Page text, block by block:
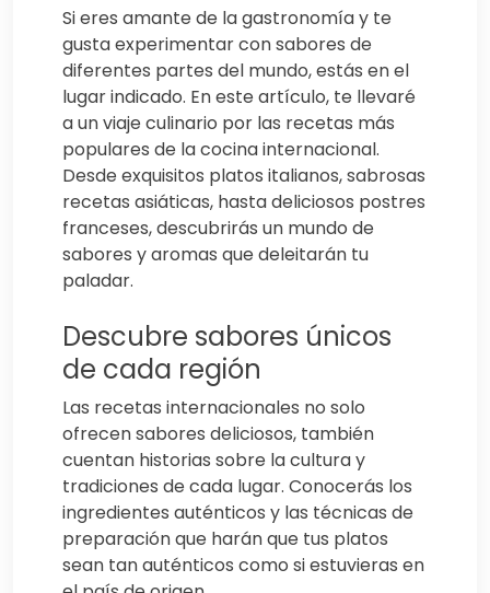
Si eres amante de la gastronomía y te
gusta experimentar con sabores de
diferentes partes del mundo, estás en el
lugar indicado. En este artículo, te llevaré
a un viaje culinario por las recetas más
populares de la cocina internacional.
Desde exquisitos platos italianos, sabrosas
recetas asiáticas, hasta deliciosos postres
franceses, descubrirás un mundo de
sabores y aromas que deleitarán tu
paladar.
Descubre sabores únicos
de cada región
Las recetas internacionales no solo
ofrecen sabores deliciosos, también
cuentan historias sobre la cultura y
tradiciones de cada lugar. Conocerás los
ingredientes auténticos y las técnicas de
preparación que harán que tus platos
sean tan auténticos como si estuvieras en